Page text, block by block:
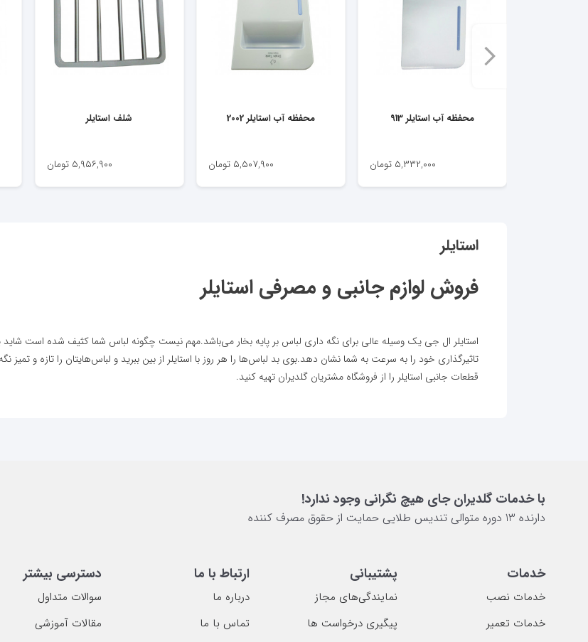
محفظه آب استایلر 913
۵,۳۳۲,۰۰۰ تومان
محفظه آب استایلر 2002
۵,۵۰۷,۹۰۰ تومان
شلف استایلر
۵,۹۵۶,۹۰۰ تومان
استایلر
فروش لوازم جانبی و مصرفی استایلر
استایلر ال جی یک وسیله عالی برای نگه داری لباس بر پایه بخار می‌باشد.مهم نیست چگونه لباس شما کثیف شده است
تاثیرگذاری خود را به سرعت به شما نشان دهد.بوی بد لباس‌ها را هر روز با استایلر از بین ببرید و لباس‌هایتان را تازه و تمیز
قطعات جانبی استایلر را از فروشگاه مشتریان گلدیران تهیه کنید.
با خدمات گلدیران جای هیچ نگرانی وجود ندارد!
دارنده 13 دوره متوالی تندیس طلایی حمایت از حقوق مصرف کننده
خدمات
خدمات نصب
خدمات تعمیر
پشتیبانی
نمایندگی‌های مجاز
پیگیری درخواست ها
ارتباط با ما
درباره ما
تماس با ما
دسترسی بیشتر
سوالات متداول
مقالات آموزشی